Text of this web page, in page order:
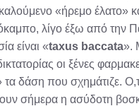
«ήρεμο έλατο»
λίγο έξω από την
είναι «taxus baccata».
οι ξένες
τα δάση που σχημάτιζε.
σήμερα η ασύδοτη